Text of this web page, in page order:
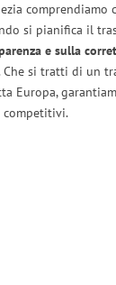
comprendiamo
si pianifica il
e sulla
si tratti di un
Europa,
competitivi.